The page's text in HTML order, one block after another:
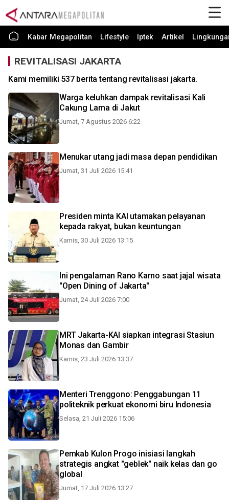
Kabar Megapolitan Lifestyle Iptek Artikel
REVITALISASI JAKARTA
Kami memiliki 537 berita tentang revitalisasi jakarta.
Warga keluhkan dampak revitalisasi Kali
Cakung Lama di Jakut
Jumat, 7 Agustus 2026 6:22
Menukar utang jadi masa depan pendidikan
Jumat, 31 Juli 2026 15:41
Presiden minta KAI utamakan pelayanan
kepada rakyat, bukan keuntungan
Kamis, 30 Juli 2026 13:15
Ini pengalaman Rano Karno saat jajal wisata
"Open Dining of Jakarta"
Jumat, 24 Juli 2026 7:00
MRT Jakarta-KAI siapkan integrasi Stasiun
Monas dan Gambir
Kamis, 23 Juli 2026 13:37
Menteri Trenggono: Penggabungan 11
politeknik perkuat ekonomi biru Indonesia
Selasa, 21 Juli 2026 15:06
Pemkab Kulon Progo inisiasi langkah
strategis angkat "geblek" naik kelas dan go
global
Jumat, 17 Juli 2026 13:27